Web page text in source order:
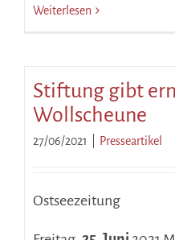
Weiterlesen
Stiftung gibt
Wollscheune
27/06/2021 Presseartikel
Ostseezeitung